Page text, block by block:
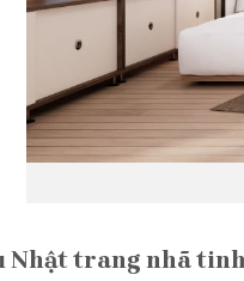
Nhật trang nhã